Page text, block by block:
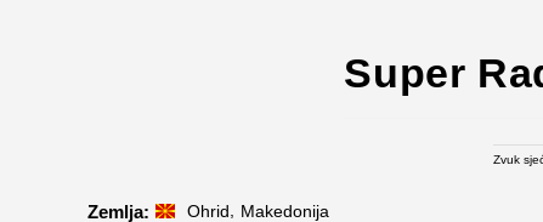
Super
Zvuk
Ohrid Makedonija